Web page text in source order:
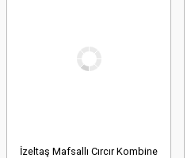
İzeltaş Mafsallı Cırcır Kombine